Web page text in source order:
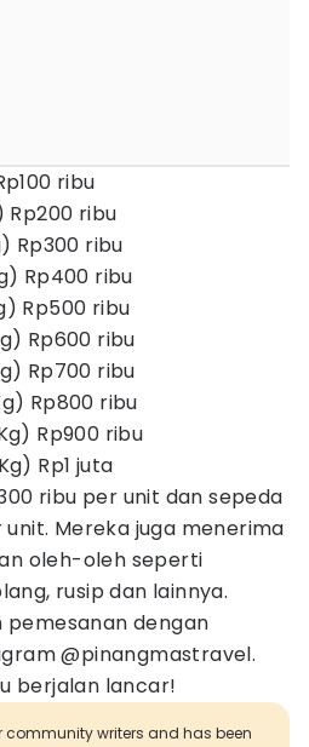
ribu
Rp200 ribu
Rp300 ribu
Rp400 ribu
Rp500 ribu
Rp600 ribu
Rp700 ribu
Rp800 ribu
Rp900 ribu
Rp1 juta
ribu per unit dan sepeda
Mereka juga menerima
oleh-oleh seperti
rusip dan lainnya.
pemesanan dengan
@pinangmastravel.
berjalan lancar!
community writers and has been